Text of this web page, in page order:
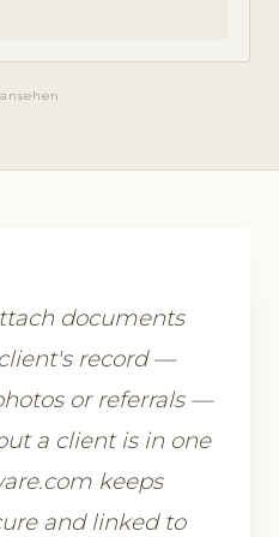
documents
record —
or referrals —
a client is in one
keeps
and linked to